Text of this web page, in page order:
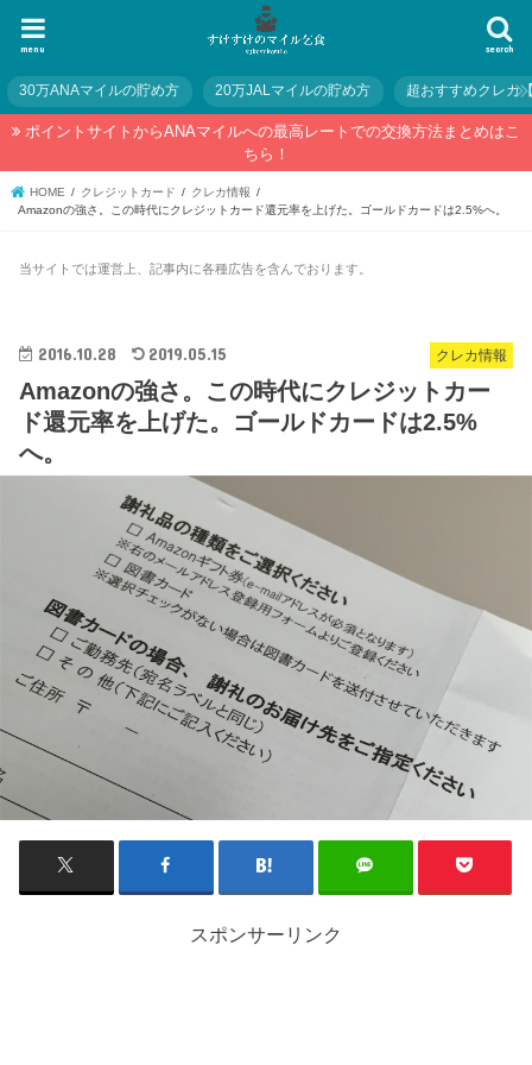
search
menu
30万ANAマイルの貯め方 20万JALマイルの貯め方 超おすすめクレカ
ポイントサイトからANAマイルへの最高レートでの交換方法まとめはこ
ちら！
HOME クレジットカード
クレカ情報
Amazonの強さ。この時代にクレジットカード還元率を上げた。ゴールドカードは2.5%へ。
当サイトでは運営上、記事内に各種広告を含んでおります。
クレカ情報
2016.10.28 2019.05.15
Amazonの強さ。この時代にクレジットカー
ド還元率を上げた。ゴールドカードは2.5%
へ。
スポンサーリンク